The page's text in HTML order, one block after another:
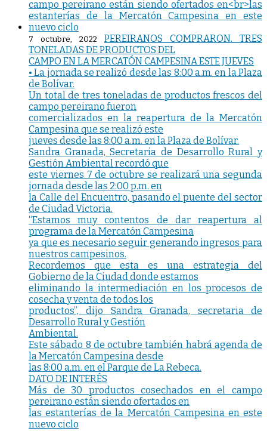
7 octubre, 2022
PEREIRANOS COMPRARON. TRES
TONELADAS DE PRODUCTOS DEL
CAMPO EN LA MERCATÓN CAMPESINA ESTE JUEVES
• La jornada se realizó desde las 8:00 a.m. en la Plaza
de Bolívar.
Un total de tres toneladas de productos frescos del
campo pereirano fueron
comercializados en la reapertura de la Mercatón
Campesina que se realizó este
jueves desde las 8:00 a.m. en la Plaza de Bolívar.
Sandra Granada, Secretaria de Desarrollo Rural y
Gestión Ambiental recordó que
este viernes 7 de octubre se realizará una segunda
jornada desde las 2:00 p.m. en
la Calle del Encuentro, pasando el puente del sector
de Ciudad Victoria.
“Estamos muy contentos de dar reapertura al
programa de la Mercatón Campesina
ya que es necesario seguir generando ingresos para
nuestros campesinos.
Recordemos que esta es una estrategia del
Gobierno de la Ciudad donde estamos
eliminando la intermediación en los procesos de
cosecha y venta de todos los
productos”, dijo Sandra Granada, secretaria de
Desarrollo Rural y Gestión
Ambiental.
Este sábado 8 de octubre también habrá agenda de
la Mercatón Campesina desde
las 8:00 a.m. en el Parque de La Rebeca.
DATO DE INTERÉS
Más de 30 productos cosechados en el campo
pereirano están siendo ofertados en
las estanterías de la Mercatón Campesina en este
nuevo ciclo